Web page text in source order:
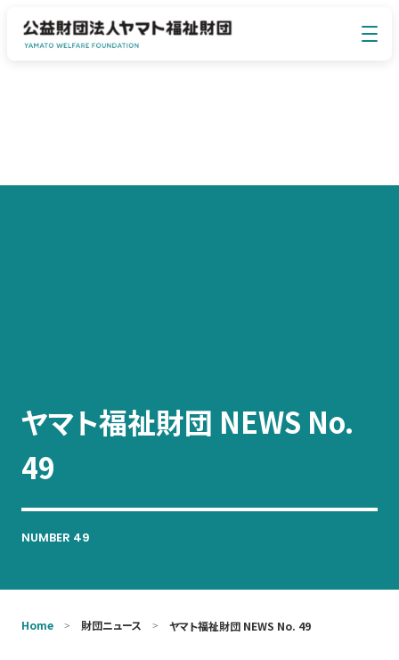
ヤマト福祉財団 NEWS No.
49
NUMBER 49
Home 財団ニュース ヤマト福祉財団 NEWS No. 49
ヤマト福祉財団について
お問い合わせ